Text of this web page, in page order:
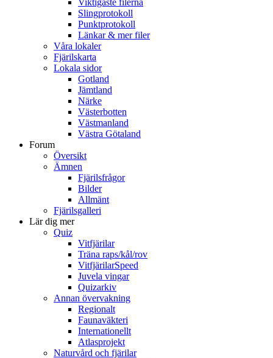
Slingprotokoll
Punktprotokoll
Länkar & mer filer
Våra lokaler
Fjärilskarta
Lokala sidor
Gotland
Jämtland
Närke
Västerbotten
Västmanland
Västra Götaland
Forum
Översikt
Ämnen
Fjärilsfrågor
Bilder
Allmänt
Fjärilsgalleri
Lär dig mer
Quiz
Vitfjärilar
Träna raps/kål/rov
VitfjärilarSpeed
Juvela vingar
Quizarkiv
Annan övervakning
Regionalt
Faunaväkteri
Internationellt
Atlasprojekt
Naturvård och fjärilar